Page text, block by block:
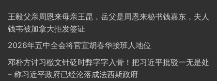
王毅父亲周恩来母亲王昆，岳父是周恩来秘书钱嘉东，夫人
钱韦被加拿大拒发签证
2026年五中全会将官宣胡春华接班人地位
邓朴方讨习檄文针砭时弊字字入骨！把习近平批驳一无是处
– 称习近平政府已经沦落成法西斯政府